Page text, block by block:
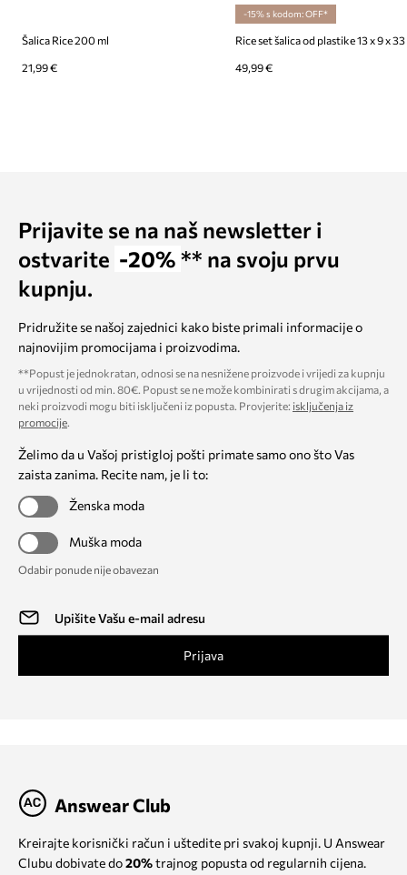
Šalica Rice 200 ml
21,99 €
-15% s kodom: OFF*
Rice set šalica od plastike 13 x 9 x
49,99 €
Prijavite se na naš newsletter i
ostvarite -20% ** na svoju prvu
kupnju.
Pridružite se našoj zajednici kako biste primali informacije o
najnovijim promocijama i proizvodima.
**Popust je jednokratan, odnosi se na nesnižene proizvode i vrijedi za kupnju
u vrijednosti od min. 80€. Popust se ne može kombinirati s drugim akcijama, a
neki proizvodi mogu biti isključeni iz popusta. Provjerite: isključenja iz
promocije.
Želimo da u Vašoj pristigloj pošti primate samo ono što Vas
zaista zanima. Recite nam, je li to:
Ženska moda
Muška moda
Odabir ponude nije obavezan
Prijava
Answear Club
Kreirajte korisnički račun i uštedite pri svakoj kupnji. U Answear
Clubu dobivate do20%trajnog popusta od regularnih cijena.